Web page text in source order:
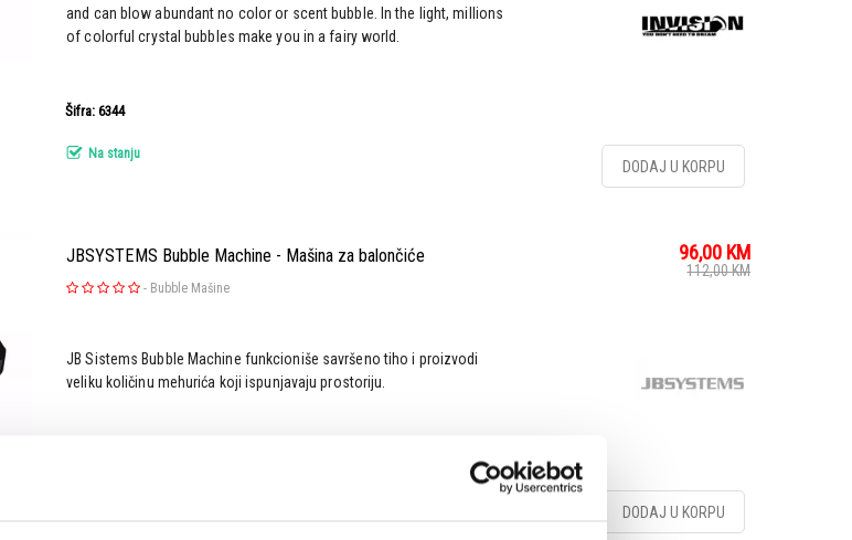
and can blow abundant no color or scent bubble. In the light, millions
of colorful crystal bubbles make you in a fairy world.
Šifra: 6344
Na stanju
DODAJ U KORPU
JBSYSTEMS Bubble Machine - Mašina za balončiće
- Bubble Mašine
96,00 KM
112,00KM
JB Sistems Bubble Machine funkcioniše savršeno tiho i proizvodi
veliku količinu mehurića koji ispunjavaju prostoriju.
DODAJ U KORPU